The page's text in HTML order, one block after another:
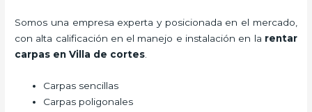
Somos una empresa experta y posicionada en el mercado,
con alta calificación en el manejo e instalación en la rentar
carpas en Villa de cortes
Carpas sencillas
Carpas poligonales